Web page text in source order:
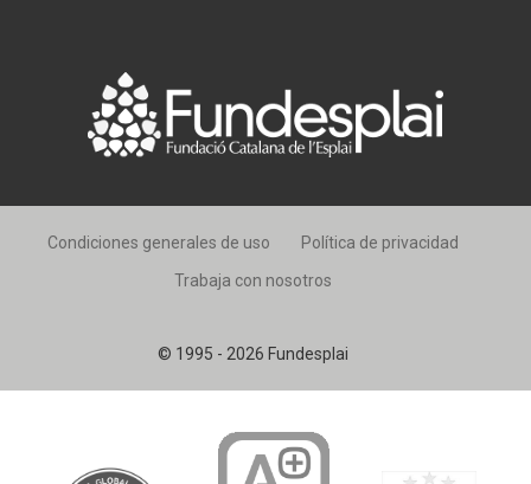
© 1995 - 2026 Fundesplai
Condiciones generales de uso
Política de privacidad
Trabaja con nosotros